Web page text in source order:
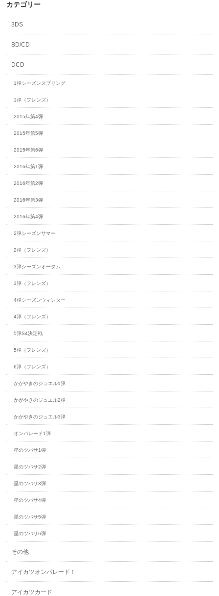
カテゴリー
3DS
BD/CD
DCD
1弾シーズンスプリング
1弾（フレンズ）
2015年第4弾
2015年第5弾
2015年第6弾
2016年第1弾
2016年第2弾
2016年第3弾
2016年第4弾
2弾シーズンサマー
2弾（フレンズ）
3弾シーズンオータム
3弾（フレンズ）
4弾シーズンウィンター
4弾（フレンズ）
5弾S4決定戦
5弾（フレンズ）
6弾（フレンズ）
かがやきのジュエル1弾
かがやきのジュエル2弾
かがやきのジュエル3弾
オンパレード1弾
星のツバサ1弾
星のツバサ2弾
星のツバサ3弾
星のツバサ4弾
星のツバサ5弾
星のツバサ6弾
その他
アイカツオンパレード！
アイカツカード